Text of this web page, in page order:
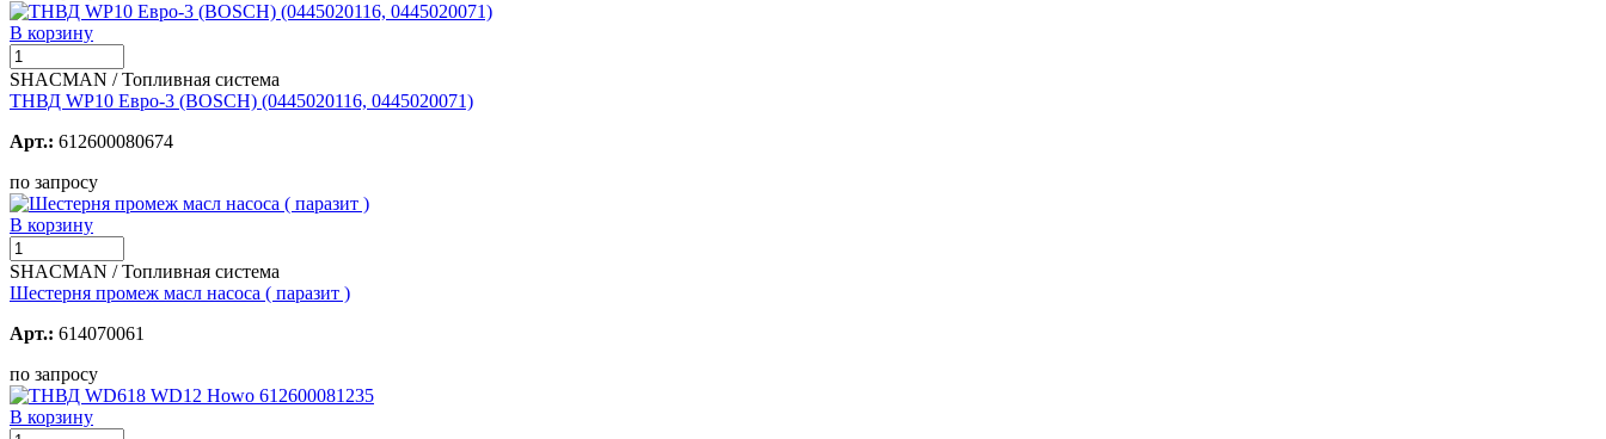
В корзину
SHACMAN / Топливная система
ТНВД WP10 Евро-3 (BOSCH) (0445020116, 0445020071)
Арт.: 612600080674
по запросу
В корзину
SHACMAN / Топливная система
Шестерня промеж масл насоса ( паразит )
Арт.: 614070061
по запросу
В корзину